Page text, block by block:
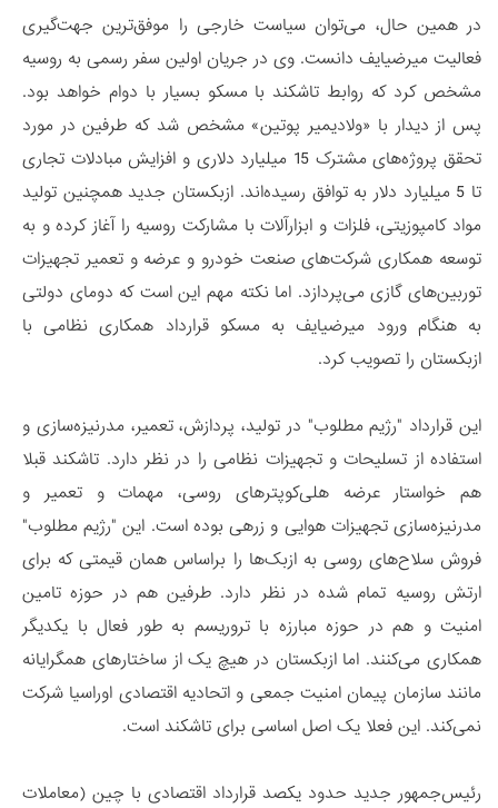
در همین حال، می‌توان سیاست خارجی را موفق‌ترین جهت‌گیری
فعالیت میرضیایف دانست. وی در جریان اولین سفر رسمی به روسیه
مشخص کرد که روابط تاشکند با مسکو بسیار با دوام خواهد بود.
پس از دیدار با «ولادیمیر پوتین» مشخص شد که طرفین در مورد
تحقق پروژه‌های مشترک 15 میلیارد دلاری و افزایش مبادلات تجاری
تا 5 میلیارد دلار به توافق رسیده‌اند. ازبکستان جدید همچنین تولید
مواد کامپوزیتی، فلزات و ابزارآلات با مشارکت روسیه را آغاز کرده و به
توسعه همکاری شرکت‌های صنعت خودرو و عرضه و تعمیر تجهیزات
توربین‌های گازی می‌پردازد. اما نکته مهم این است که دومای دولتی
به هنگام ورود میرضیایف به مسکو قرارداد همکاری نظامی با
ازبکستان را تصویب کرد.
این قرارداد "رژیم مطلوب" در تولید، پردازش، تعمیر، مدرنیزه‌سازی و
استفاده از تسلیحات و تجهیزات نظامی را در نظر دارد. تاشکند قبلا
هم خواستار عرضه هلی‌کوپترهای روسی، مهمات و تعمیر و
مدرنیزه‌سازی تجهیزات هوایی و زرهی بوده است. این "رژیم مطلوب"
فروش سلاح‌های روسی به ازبک‌ها را براساس همان قیمتی که برای
ارتش روسیه تمام شده در نظر دارد. طرفین هم در حوزه تامین
امنیت و هم در حوزه مبارزه با تروریسم به طور فعال با یکدیگر
همکاری می‌کنند. اما ازبکستان در هیچ یک از ساختارهای همگرایانه
مانند سازمان پیمان امنیت جمعی و اتحادیه اقتصادی اوراسیا شرکت
نمی‌کند. این فعلا یک اصل اساسی برای تاشکند است.
رئیس‌جمهور جدید حدود یکصد قرارداد اقتصادی با چین (معاملات